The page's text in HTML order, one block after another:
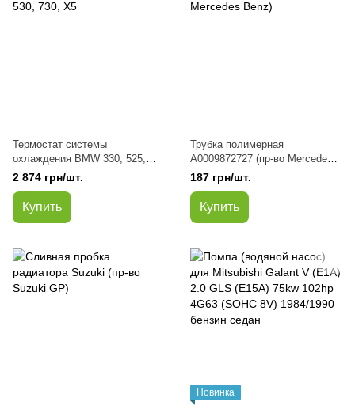
Термостат системы
охлаждения BMW 330, 525,
530, 730, X5
2 874 грн/шт.
Купить
Трубка полимерная
A0009872727 (пр-во Mercedes
Benz)
187 грн/шт.
Купить
Новинка